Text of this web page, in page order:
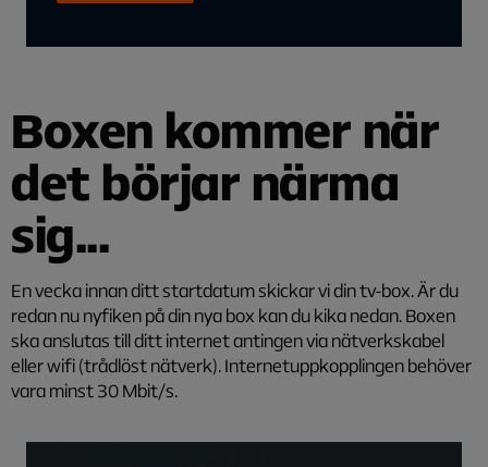
Boxen kommer när
det börjar närma
sig...
En vecka innan ditt startdatum skickar vi din tv-box. Är du
redan nu nyfiken på din nya box kan du kika nedan. Boxen
ska anslutas till ditt internet antingen via nätverkskabel
eller wifi (trådlöst nätverk). Internetuppkopplingen behöver
vara minst 30 Mbit/s.